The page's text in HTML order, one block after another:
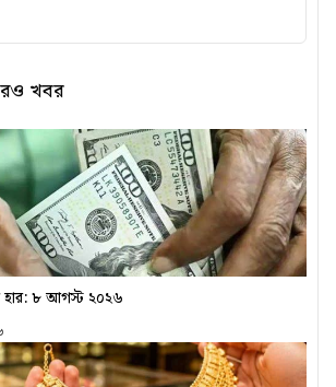
খবর
হার: ৮ আগস্ট ২০২৬